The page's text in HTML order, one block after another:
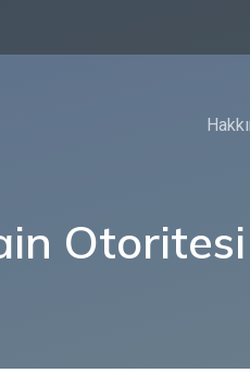
Otoritesi